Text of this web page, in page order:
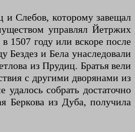
Слебов, которому завещал
управлял Йетржих
1507 году или вскоре после
Бездез и Бела унаследовали
из Прудиц. Братья вели
с другими дворянами из
собрать достаточно
Беркова из Дуба, получила